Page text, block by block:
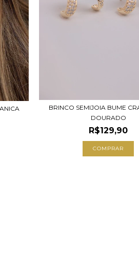
BRINCO SEMIJOIA BUME
DOURADO
R$129,90